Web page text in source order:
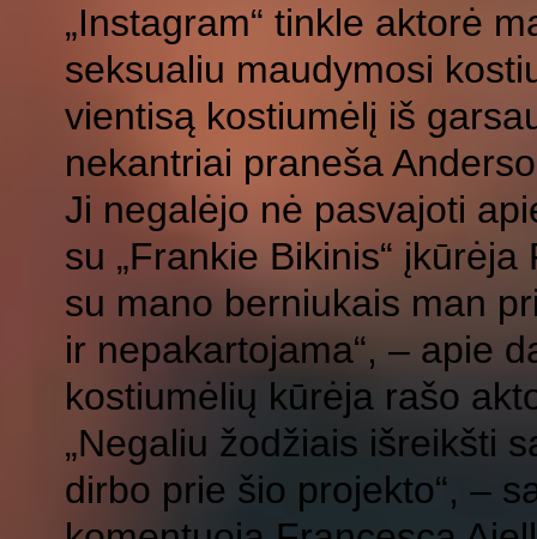
„Instagram“ tinkle aktorė
seksualiu maudymosi
vientisą kostiumėlį iš
nekantriai praneša
Ji negalėjo nė pasvajoti
su „Frankie Bikinis“
su mano berniukais man
ir nepakartojama“, – apie
kostiumėlių kūrėja rašo
„Negaliu žodžiais išreikšti
dirbo prie šio projekto“, –